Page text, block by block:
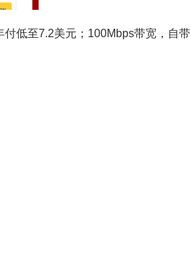
低至7.2美元；100Mbps带宽，自带